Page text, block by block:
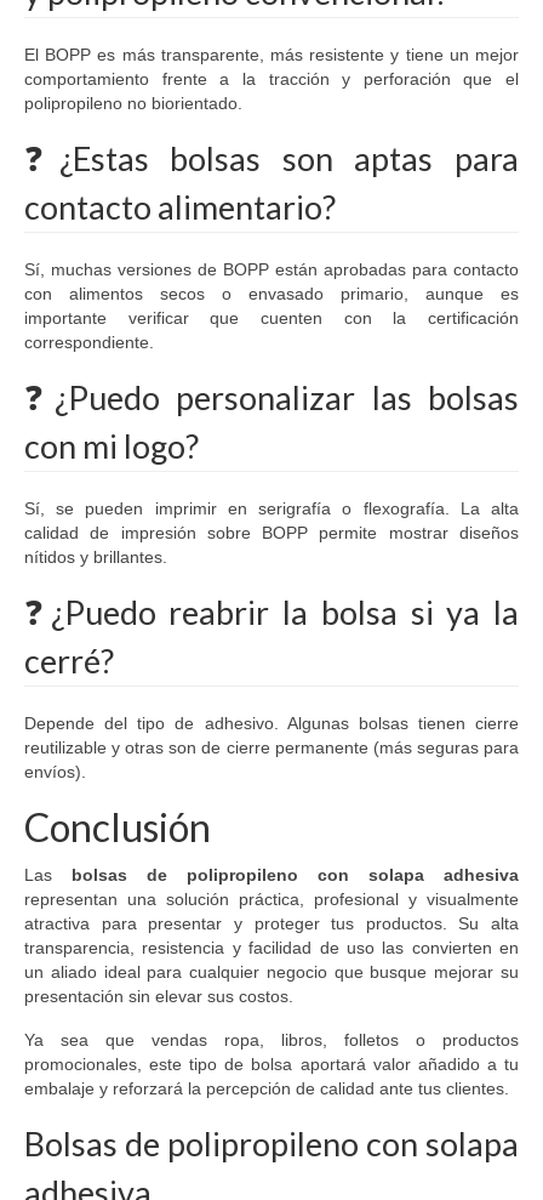
El BOPP es más transparente, más resistente y tiene un mejor
comportamiento frente a la tracción y perforación que el
polipropileno no biorientado.
❓¿Estas bolsas son aptas para
contacto alimentario?
Sí, muchas versiones de BOPP están aprobadas para contacto
con alimentos secos o envasado primario, aunque es
importante verificar que cuenten con la certificación
correspondiente.
❓¿Puedo personalizar las bolsas
con mi logo?
Sí, se pueden imprimir en serigrafía o flexografía. La alta
calidad de impresión sobre BOPP permite mostrar diseños
nítidos y brillantes.
❓¿Puedo reabrir la bolsa si ya la
cerré?
Depende del tipo de adhesivo. Algunas bolsas tienen cierre
reutilizable y otras son de cierre permanente (más seguras para
envíos).
Conclusión
Las bolsas de polipropileno con solapa adhesiva
representan una solución práctica, profesional y visualmente
atractiva para presentar y proteger tus productos. Su alta
transparencia, resistencia y facilidad de uso las convierten en
un aliado ideal para cualquier negocio que busque mejorar su
presentación sin elevar sus costos.
Ya sea que vendas ropa, libros, folletos o productos
promocionales, este tipo de bolsa aportará valor añadido a tu
embalaje y reforzará la percepción de calidad ante tus clientes.
Bolsas de polipropileno con solapa
adhesiva